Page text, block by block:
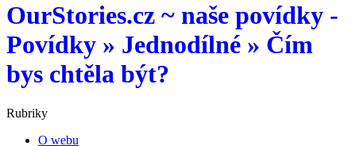
OurStories.cz ~ naše povídky -
Povídky » Jednodílné » Čím
bys chtěla být?
Rubriky
O webu